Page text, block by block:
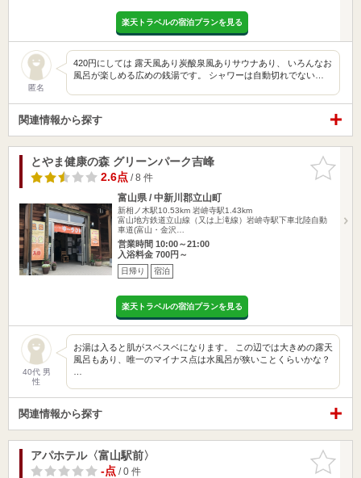
楽天トラベルの宿泊プランを見る
匿名
420円にしては 露天風あり炭酸泉風ありサウナあり、 いろんなお
風呂が楽しめる広めの銭湯です。 シャワーは自動切れでない…
関連情報から探す
お気に入
りに追加
とやま健康の森 グリーンパーク吉峰
2.6点/ 8 件
富山県 / 中新川郡立山町
新相ノ木駅10.53km 岩峅寺駅1.43km
富山地方鉄道立山線（又は上滝線）岩峅寺駅下車北陸自動
車道(富山・金沢…
営業時間 10:00～21:00
入浴料金 700円～
日帰り 宿泊
楽天トラベルの宿泊プランを見る
40代 男
性
お湯は入ると肌がスベスベになります。 この辺では大きめの露天
風呂もあり、唯一のマイナス点は水風呂が狭いことくらいかな？
関連情報から探す
お気に入
りに追加
アパホテル〈富山駅前〉
-点/ 0 件